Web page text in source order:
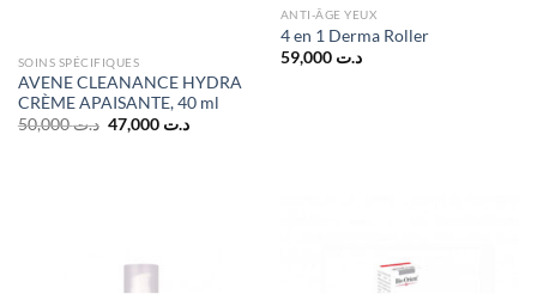
SOINS SPÉCIFIQUES
AVENE CLEANANCE HYDRA
CRÈME APAISANTE, 40 ml
د.ت50,000
Le
prix
د.ت 47,000
Le
ANTI-ÂGE YEUX
4 en 1 Derma Roller
د.ت 59,000